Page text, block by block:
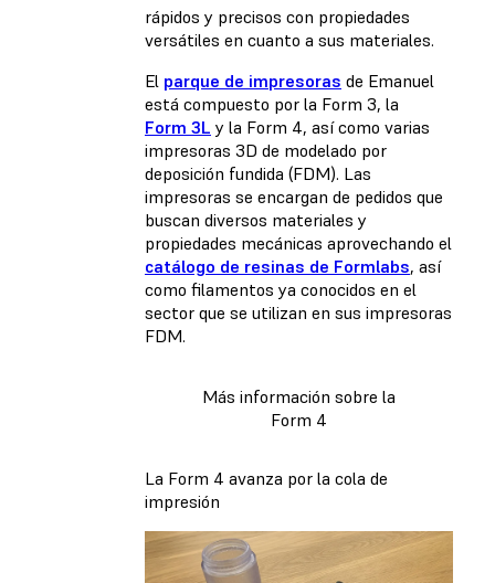
rápidos y precisos con propiedades
versátiles en cuanto a sus materiales.
El parque de impresoras de Emanuel
está compuesto por la Form 3, la
Form 3L y la Form 4, así como varias
impresoras 3D de modelado por
deposición fundida (FDM). Las
impresoras se encargan de pedidos que
buscan diversos materiales y
propiedades mecánicas aprovechando el
catálogo de resinas de Formlabs, así
como filamentos ya conocidos en el
sector que se utilizan en sus impresoras
FDM.
Más información sobre la
Form 4
La Form 4 avanza por la cola de
impresión